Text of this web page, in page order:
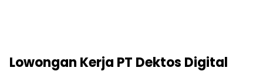
Lowongan Kerja PT Dektos Digital